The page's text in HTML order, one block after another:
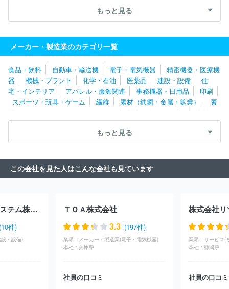
高槻電器工業株式会社 日新電機株式会社
株式会社ミマキ
エンジニアリング
ブラザー工業株式会社
株式会社ＰＦＵ 日東工業株式会社
シ
ャープ株式会社
アイホン株式会社
式会社
パナソニックホールディングス株式会社
株式会社アイオ
ーデータ
株式会社村田製作所 ＥＩＺＯ株式会社
株式会社デン
ソー
浜松ホトニクス株式会社 株式会社ベルニクス
Ｍｙｗａｙ
プラス株式会社
シンフォニアテクノロジー株式会社
ホーチキ株
富士フイルムビジネスイノベーション株式会社
社京三製作所
理想科学工業株式会社
日本航空電子工業株式会社
コニカミノルタ株式会社
双葉電子工業株式会社
ックシステム
富士通株式会社 株式会社レゾナック
ＳＥＭＩＴ
株式会社
帝国通信工業株式会社
太陽誘電
株式会社
日本シイエムケイ株式会社 株式会社明電舎
新電元工
業株式会社
ＮＥＣプラットフォームズ株式会
社
日本アビオニクス株式会社 日本電気株式会社（NEC）
株式
株式会社日本デジタル研究所
山一電機株式会
もっと見る
メーカー・製造業のカテゴリ一覧
食品・飲料 自動車・輸送機 電子・電気機器
精密機器・医療機
器
機械・プラント 化学・石油 医薬品 建設・設備
住
宅・インテリア
アパレル・服飾関連 事務機器・日用品
印刷
スポーツ・玩具・ゲーム
繊維 素材（鉄鋼・金属・鉱業）
素
材（ゴム・ガラス・セラミックス）
素材（紙・パルプ）
素材
（その他）
農林・水産 たばこ・飼料 その他
もっと見る
この会社を見た人はこんな会社も見ています
ヤマハサウンドシステム株式会社
件)
・設備)
ＴＯＡ株式会社
3.3 (197件)
業界： メーカー・製造業(電子・電気機器)
本社： 兵庫県
社員の口コミ
株式会社
業界： サービス(
本社： 静岡県
社員の口コミ